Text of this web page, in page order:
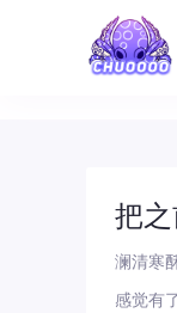
把
澜清寒
感觉有